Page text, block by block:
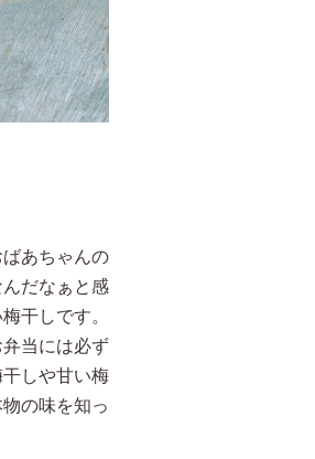
あちゃんの
だなぁと感
干しです。
当には必ず
しや甘い梅
の味を知っ